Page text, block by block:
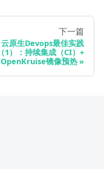
下一篇
云原生Devops最佳实践
（1）：持续集成（CI）+
OpenKruise镜像预热